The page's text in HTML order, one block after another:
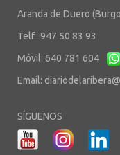
Aranda de Duero
Telf.: 947 50 83 93
Móvil: 640 781 604
Email:
SÍGUENOS